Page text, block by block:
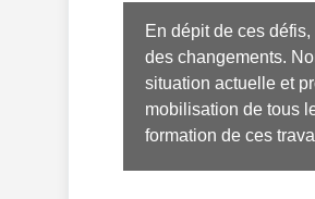
En dépit de ces
des changements.
situation actuelle et
mobilisation de tous
formation de ces